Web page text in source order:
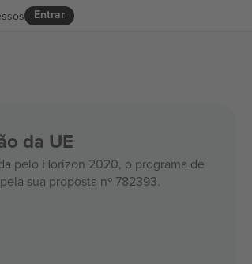
Entrar
da UE
pelo Horizon 2020, o programa de
sua proposta nº 782393.